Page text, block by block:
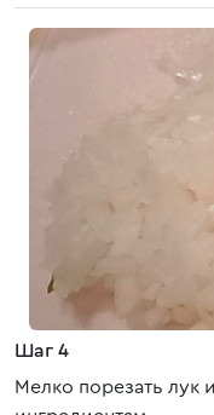
Шаг 4
Мелко порезать лук